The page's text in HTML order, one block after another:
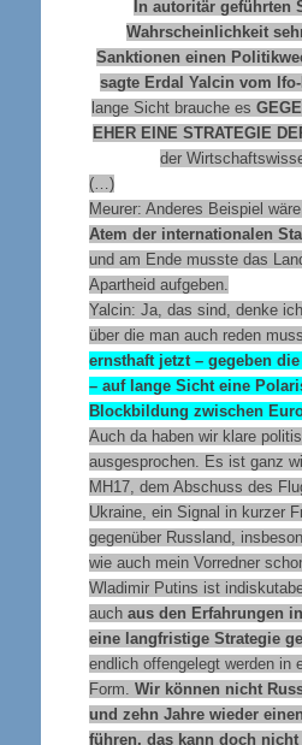
In autoritär geführten
Wahrscheinlichkeit
Sanktionen einen
sagte Erdal Yalcin vom
lange Sicht brauche es
EHER EINE STRATEGIE
der
(…)
Meurer: Anderes Beispiel wäre
Atem der internationalen
und am Ende musste das
Apartheid aufgeben.
Yalcin: Ja, das sind, denke
über die man auch reden
ernsthaft jetzt – gegeben
– auf lange Sicht eine
Blockbildung zwischen
Auch da haben wir klare
ausgesprochen. Es ist ganz
MH17, dem Abschuss des
Ukraine, ein Signal in kurzer
gegenüber Russland,
wie auch mein Vorredner
Wladimir Putins ist
auch aus den Erfahrungen
eine langfristige Strategie
endlich offengelegt werden in
Form. Wir können nicht
und zehn Jahre wieder
führen, das kann doch